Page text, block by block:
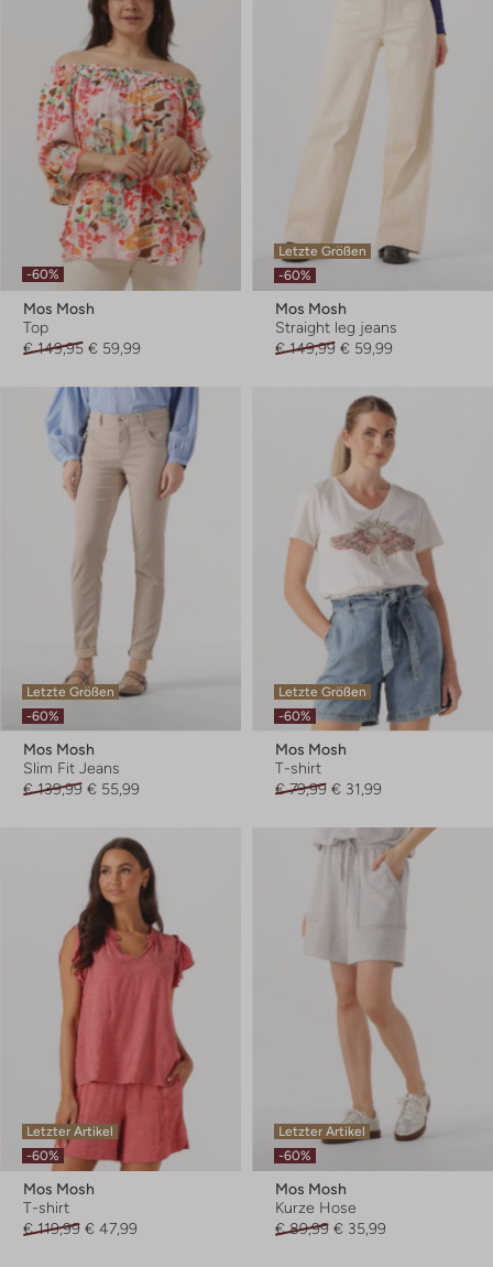
-60%
Mos Mosh
Top
€ 149,95 € 59,99
Letzte Größen
-60%
Mos Mosh
Straight leg jeans
€ 149,99 € 59,99
Letzte Größen
-60%
Mos Mosh
Slim Fit Jeans
€ 139,99 € 55,99
Letzte Größen
-60%
Mos Mosh
T-shirt
€ 79,99 € 31,99
Letzter Artikel
-60%
Mos Mosh
T-shirt
€ 119,99 € 47,99
Letzter Artikel
-60%
Mos Mosh
Kurze Hose
€ 89,99 € 35,99